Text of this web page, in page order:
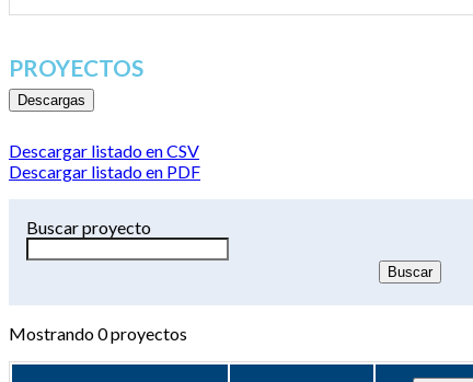
PROYECTOS
Descargas
Descargar listado en CSV
Descargar listado en PDF
Buscar proyecto
Mostrando0proyectos